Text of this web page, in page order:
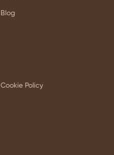
Blog
Cookie Policy